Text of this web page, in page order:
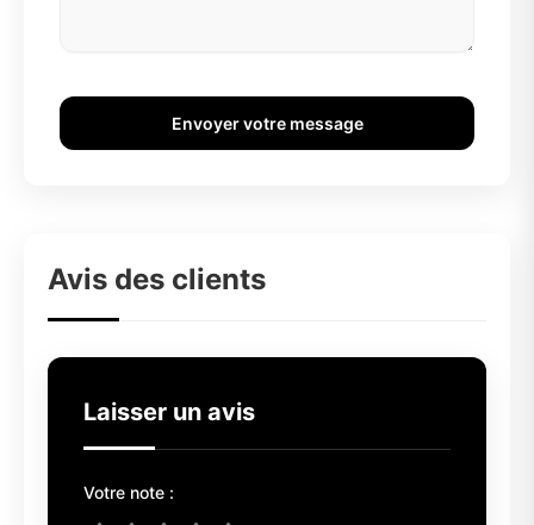
Envoyer votre message
Avis des clients
Laisser un avis
Votre note :